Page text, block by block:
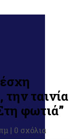
ταινία
φωτιά”
| 0 σχόλια